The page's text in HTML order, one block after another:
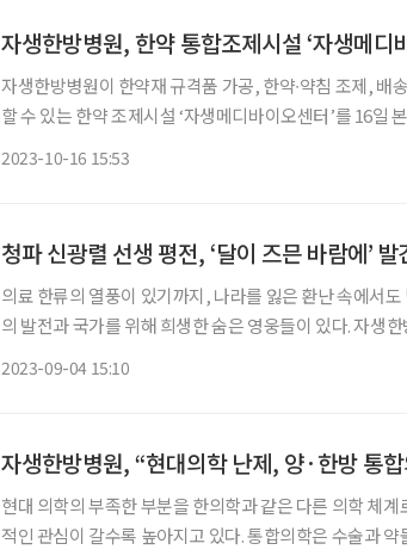
자생한방병원, 한약 통합조제시설 ‘자생메디
자생한방병원이 한약재 규격품 가공, 한약∙약침 조제, 배
할 수 있는 한약 조제시설 ‘자생메디바이오센터’를 16일 본
2023-10-16 15:53
청파 신광렬 선생 평전, ‘달이 즈믄 바람에’ 발
의료 한류의 열풍이 있기까지, 나라를 잃은 환난 속에서
의 발전과 국가를 위해 희생한 숨은 영웅들이 있다. 자생
2023-09-04 15:10
자생한방병원, “현대의학 난제, 양·한방 통
현대 의학의 부족한 부분을 한의학과 같은 다른 의학 체계
적인 관심이 갈수록 높아지고 있다. 통합의학은 수술과